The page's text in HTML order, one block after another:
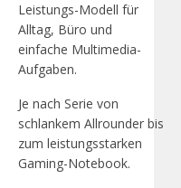
Leistungs-Modell für
Alltag, Büro und
einfache Multimedia-
Aufgaben.
Je nach Serie von
schlankem Allrounder bis
zum leistungsstarken
Gaming-Notebook.